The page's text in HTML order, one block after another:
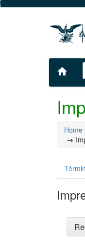
home
Home